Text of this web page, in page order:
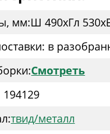
мм:Ш 490xГл 530x
в
Смотреть
194129
твид/металл